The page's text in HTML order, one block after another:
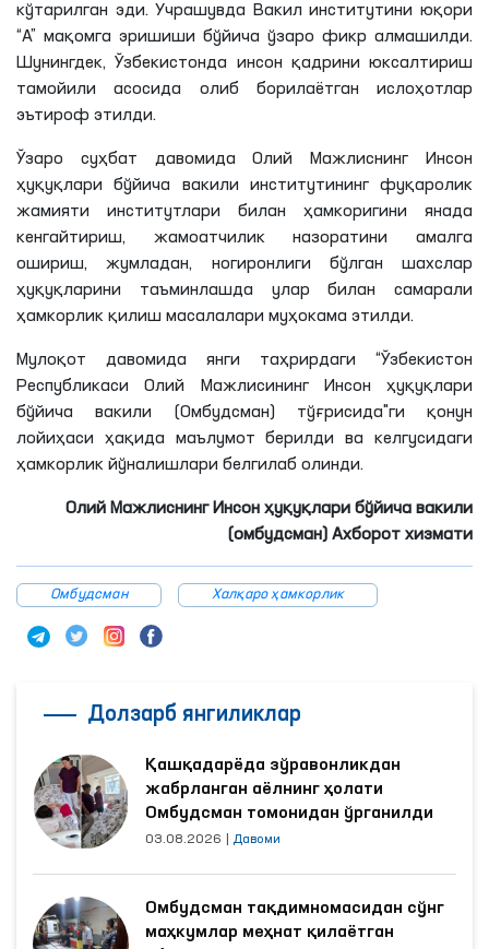
кўтарилган эди. Учрашувда Вакил институтини юқори
“А” мақомга эришиши бўйича ўзаро фикр алмашилди.
Шунингдек, Ўзбекистонда инсон қадрини юксалтириш
тамойили асосида олиб борилаётган ислоҳотлар
эътироф этилди.
Ўзаро суҳбат давомида Олий Мажлиснинг Инсон
ҳуқуқлари бўйича вакили институтининг фуқаролик
жамияти институтлари билан ҳамкоригини янада
кенгайтириш, жамоатчилик назоратини амалга
ошириш, жумладан, ногиронлиги бўлган шахслар
ҳуқуқларини таъминлашда улар билан самарали
ҳамкорлик қилиш масалалари муҳокама этилди.
Мулоқот давомида янги таҳрирдаги “Ўзбекистон
Республикаси Олий Мажлисининг Инсон ҳуқуқлари
бўйича вакили (Омбудсман) тўғрисида"ги қонун
лойиҳаси ҳақида маълумот берилди ва келгусидаги
ҳамкорлик йўналишлари белгилаб олинди.
Олий Мажлиснинг Инсон ҳуқуқлари бўйича вакили
(омбудсман) Ахборот хизмати
Омбудсман Халқаро ҳамкорлик
Долзарб янгиликлар
Қашқадарёда зўравонликдан
жабрланган аёлнинг ҳолати
Омбудсман томонидан ўрганилди
03.08.2026 Давоми
Омбудсман тақдимномасидан сўнг
маҳкумлар меҳнат қилаётган